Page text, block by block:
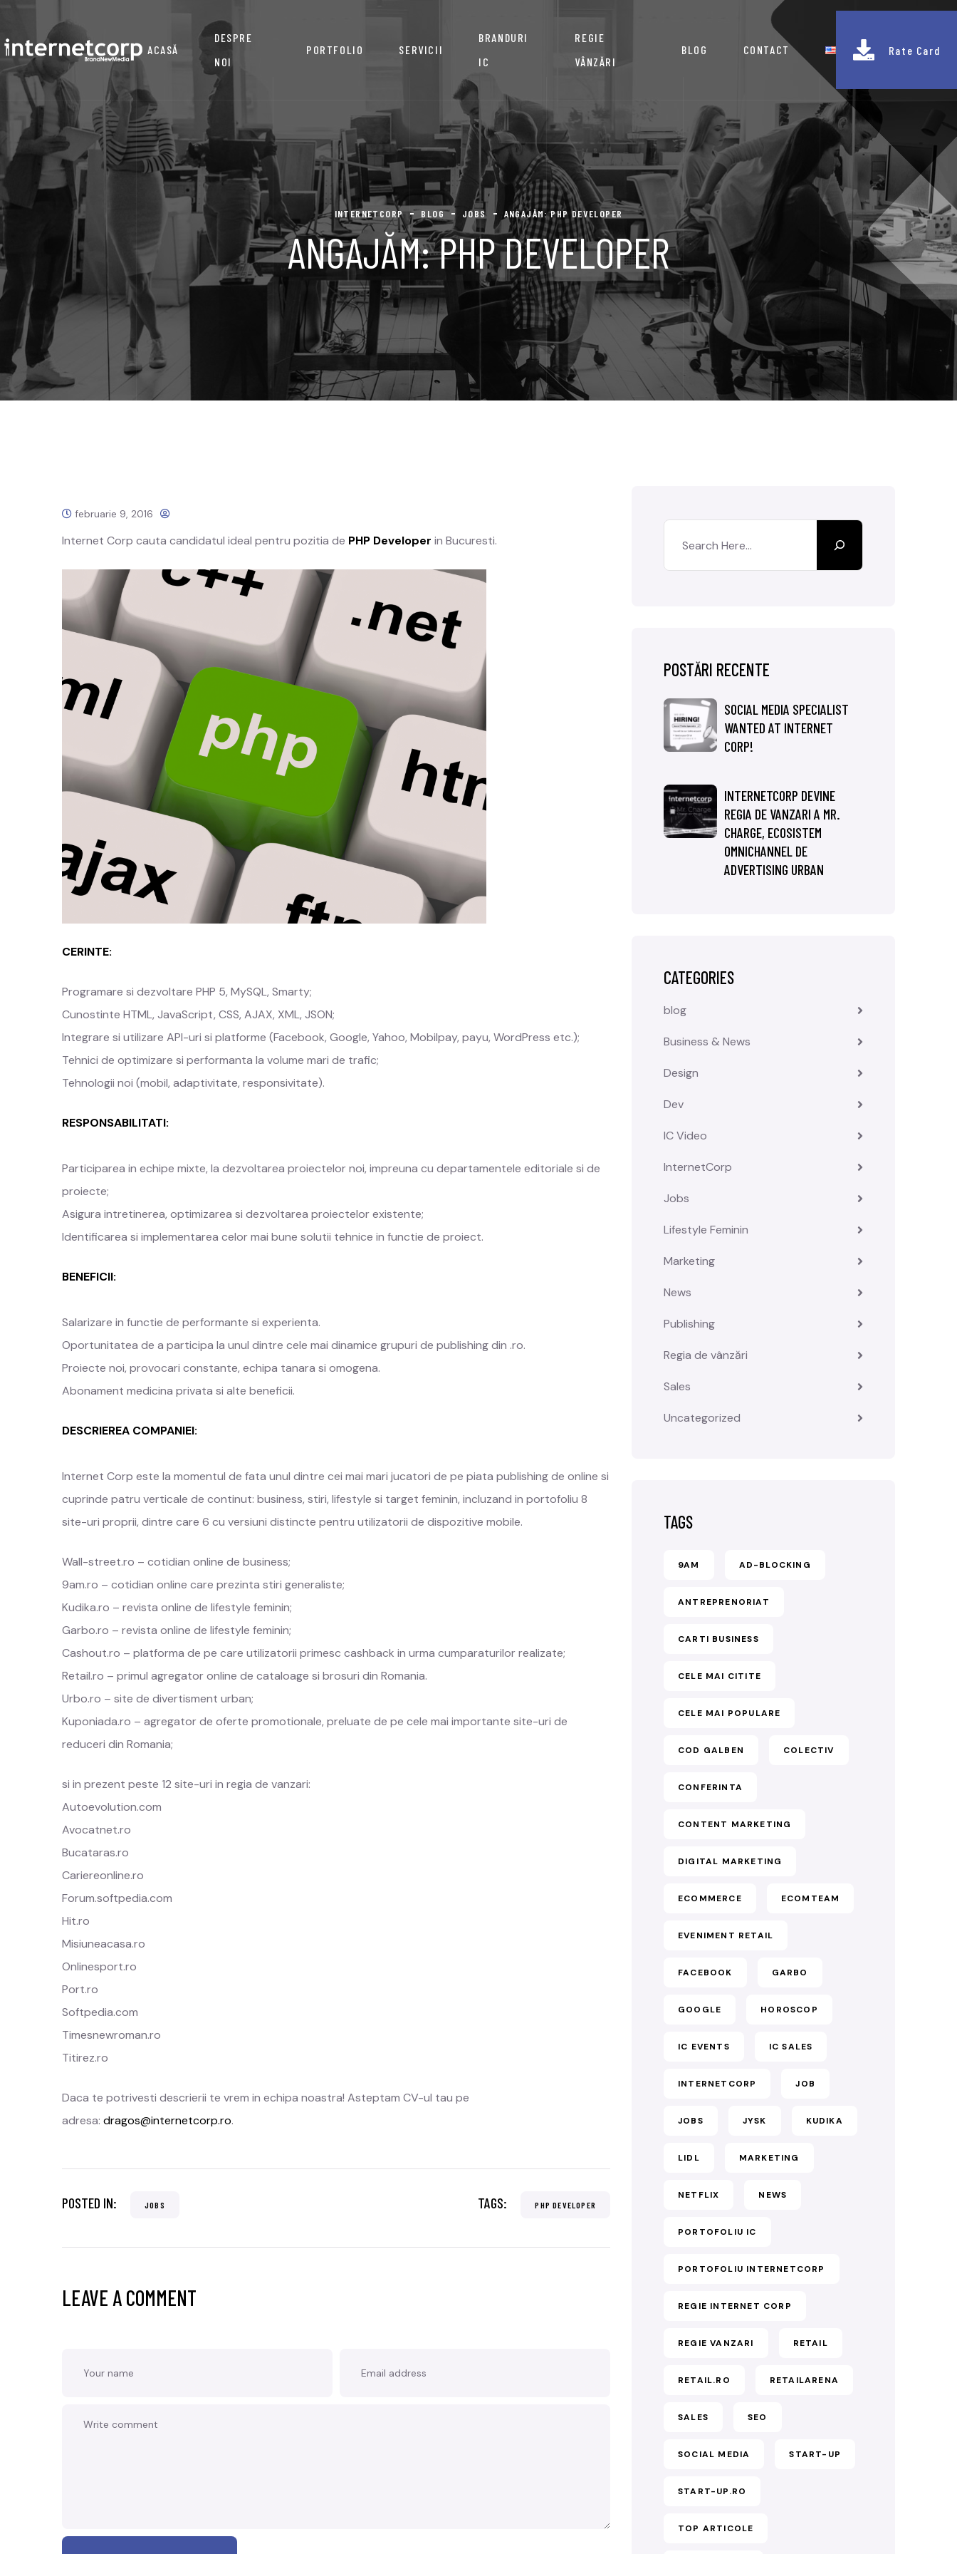
ACASĂ
DESPRE
NOI
PORTFOLIO SERVICII
BRANDURI
IC
REGIE
VÂNZĂRI
BLOG CONTACT Rate Card
INTERNETCORP BLOG JOBS ANGAJĂM: PHP DEVELOPER
ANGAJĂM: PHP DEVELOPER
februarie 9, 2016
Internet Corp cauta candidatul ideal pentru pozitia de PHP Developer in Bucuresti.
CERINTE:
Programare si dezvoltare PHP 5, MySQL, Smarty;
Cunostinte HTML, JavaScript, CSS, AJAX, XML, JSON;
Integrare si utilizare API-uri si platforme (Facebook, Google, Yahoo, Mobilpay, payu, WordPress etc.);
Tehnici de optimizare si performanta la volume mari de trafic;
Tehnologii noi (mobil, adaptivitate, responsivitate).
RESPONSABILITATI:
Participarea in echipe mixte, la dezvoltarea proiectelor noi, impreuna cu departamentele editoriale si de
proiecte;
Asigura intretinerea, optimizarea si dezvoltarea proiectelor existente;
Identificarea si implementarea celor mai bune solutii tehnice in functie de proiect.
BENEFICII:
Salarizare in functie de performante si experienta.
Oportunitatea de a participa la unul dintre cele mai dinamice grupuri de publishing din .ro.
Proiecte noi, provocari constante, echipa tanara si omogena.
Abonament medicina privata si alte beneficii.
DESCRIEREA COMPANIEI:
Internet Corp este la momentul de fata unul dintre cei mai mari jucatori de pe piata publishing de online si
cuprinde patru verticale de continut: business, stiri, lifestyle si target feminin, incluzand in portofoliu 8
site-uri proprii, dintre care 6 cu versiuni distincte pentru utilizatorii de dispozitive mobile.
Wall-street.ro – cotidian online de business;
9am.ro – cotidian online care prezinta stiri generaliste;
Kudika.ro – revista online de lifestyle feminin;
Garbo.ro – revista online de lifestyle feminin;
Cashout.ro – platforma de pe care utilizatorii primesc cashback in urma cumparaturilor realizate;
Retail.ro – primul agregator online de cataloage si brosuri din Romania.
Urbo.ro – site de divertisment urban;
Kuponiada.ro – agregator de oferte promotionale, preluate de pe cele mai importante site-uri de
reduceri din Romania;
si in prezent peste 12 site-uri in regia de vanzari:
Autoevolution.com
Avocatnet.ro
Bucataras.ro
Cariereonline.ro
Forum.softpedia.com
Hit.ro
Misiuneacasa.ro
Onlinesport.ro
Port.ro
Softpedia.com
Timesnewroman.ro
Titirez.ro
Daca te potrivesti descrierii te vrem in echipa noastra! Asteptam CV-ul tau pe
adresa: dragos@internetcorp.ro.
POSTED IN: JOBS TAGS: PHP DEVELOPER
LEAVE A COMMENT
POSTĂRI RECENTE
SOCIAL MEDIA SPECIALIST
WANTED AT INTERNET
CORP!
INTERNETCORP DEVINE
REGIA DE VANZARI A MR.
CHARGE, ECOSISTEM
OMNICHANNEL DE
ADVERTISING URBAN
CATEGORIES
blog
Business & News
Design
Dev
IC Video
InternetCorp
Jobs
Lifestyle Feminin
Marketing
News
Publishing
Regia de vânzări
Sales
Uncategorized
TAGS
9AM AD-BLOCKING
ANTREPRENORIAT
CARTI BUSINESS
CELE MAI CITITE
CELE MAI POPULARE
COD GALBEN COLECTIV
CONFERINTA
CONTENT MARKETING
DIGITAL MARKETING
ECOMMERCE ECOMTEAM
EVENIMENT RETAIL
FACEBOOK GARBO
GOOGLE HOROSCOP
IC EVENTS IC SALES
INTERNETCORP JOB
JOBS JYSK KUDIKA
LIDL MARKETING
NETFLIX NEWS
PORTOFOLIU IC
PORTOFOLIU INTERNETCORP
REGIE INTERNET CORP
REGIE VANZARI RETAIL
RETAIL.RO RETAILARENA
SALES SEO
SOCIAL MEDIA START-UP
START-UP.RO
TOP ARTICOLE